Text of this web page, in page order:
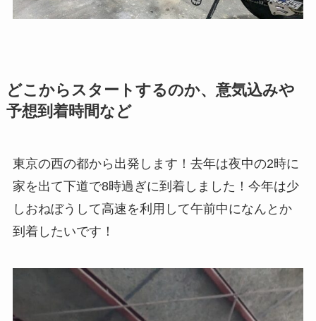
どこからスタートするのか、意気込みや
予想到着時間など
東京の西の都から出発します！去年は夜中の2時に
家を出て下道で8時過ぎに到着しました！今年は少
しおねぼうして高速を利用して午前中になんとか
到着したいです！